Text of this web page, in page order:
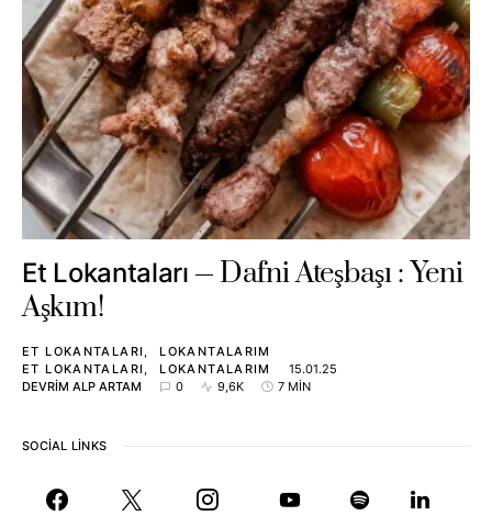
Et Lokantaları
Dafni Ateşbaşı : Yeni
Aşkım!
ET LOKANTALARI
LOKANTALARIM
ET LOKANTALARI
LOKANTALARIM
15.01.25
DEVRIM ALP ARTAM
0 9,6K 7 MIN
SOCIAL LINKS